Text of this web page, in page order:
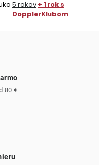
5 rokov + 1 rok s
DopplerKlubom
80 €